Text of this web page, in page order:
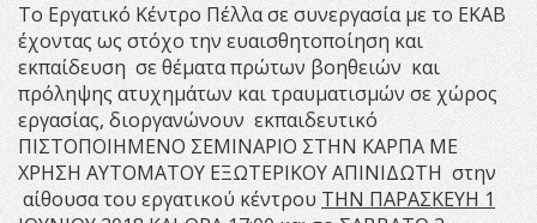
Το Εργατικό Κέντρο Πέλλα σε συνεργασία με το ΕΚΑΒ
έχοντας ως στόχο την ευαισθητοποίηση και
εκπαίδευση σε θέματα πρώτων βοηθειών και
πρόληψης ατυχημάτων και τραυματισμών σε χώρος
εργασίας, διοργανώνουν εκπαιδευτικό
ΠΙΣΤΟΠΟΙΗΜΕΝΟ ΣΕΜΙΝΑΡΙΟ ΣΤΗΝ ΚΑΡΠΑ ΜΕ
ΧΡΗΣΗ ΑΥΤΟΜΑΤΟΥ ΕΞΩΤΕΡΙΚΟΥ ΑΠΙΝΙΔΩΤΗ στην
αίθουσα του εργατικού κέντρουTΗΝ ΠΑΡΑΣΚΕΥΗ 1